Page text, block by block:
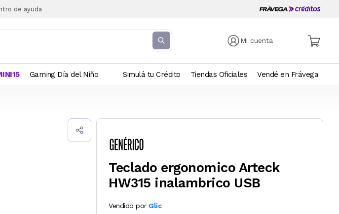
de ayuda
Mi cuenta
Gaming Día del Niño Simulá tu Crédito Tiendas Oficiales Vendé en Frávega
Teclado ergonomico Arteck
HW315 inalambrico USB
Vendido por Glic